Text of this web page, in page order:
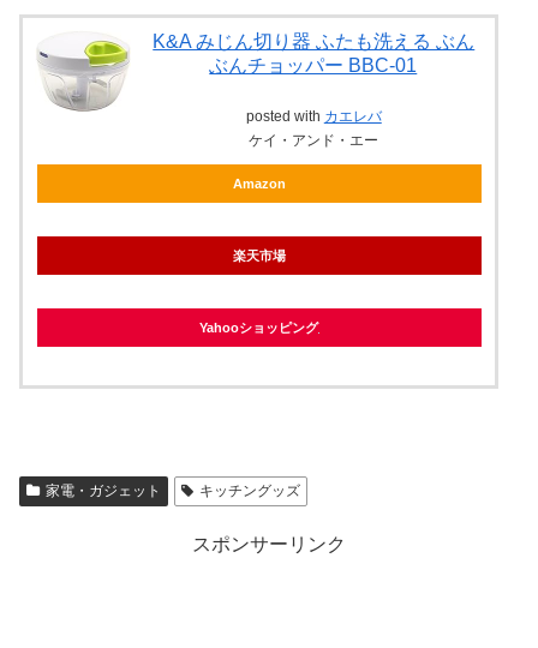
K&A みじん切り器 ふたも洗える ぶん
ぶんチョッパー BBC-01
posted with カエレバ
ケイ・アンド・エー
Amazon
楽天市場
Yahooショッピング
家電・ガジェット キッチングッズ
スポンサーリンク